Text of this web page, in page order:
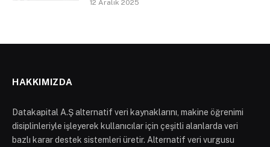
12 Aralık 2025
HAKKIMIZDA
Datakapital A.Ş alternatif veri kaynaklarını, makine öğrenimi
disiplinleriyle işleyerek kullanıcılar için çeşitli alanlarda veri
bazlı karar destek sistemleri üretir. Alternatif veri vurgusu